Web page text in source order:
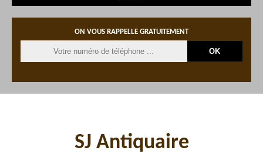
ON VOUS RAPPELLE GRATUITEMENT
SJ Antiquaire